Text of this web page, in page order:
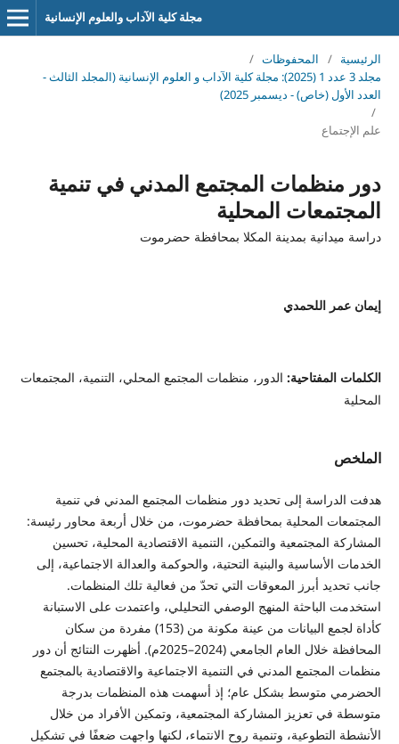
مجلة كلية الآداب والعلوم الإنسانية
الرئيسية / المحفوظات /
مجلد 3 عدد 1 (2025): مجلة كلية الآداب و العلوم الإنسانية (المجلد الثالث -
العدد الأول (خاص) - ديسمبر 2025)
/
علم الإجتماع
دور منظمات المجتمع المدني في تنمية
المجتمعات المحلية
دراسة ميدانية بمدينة المكلا بمحافظة حضرموت
إيمان عمر اللحمدي
الكلمات المفتاحية: الدور، منظمات المجتمع المحلي، التنمية، المجتمعات
المحلية
الملخص
هدفت الدراسة إلى تحديد دور منظمات المجتمع المدني في تنمية
المجتمعات المحلية بمحافظة حضرموت، من خلال أربعة محاور رئيسة:
المشاركة المجتمعية والتمكين، التنمية الاقتصادية المحلية، تحسين
الخدمات الأساسية والبنية التحتية، والحوكمة والعدالة الاجتماعية، إلى
جانب تحديد أبرز المعوقات التي تحدّ من فعالية تلك المنظمات.
استخدمت الباحثة المنهج الوصفي التحليلي، واعتمدت على الاستبانة
كأداة لجمع البيانات من عينة مكونة من (153) مفردة من سكان
المحافظة خلال العام الجامعي (2024–2025م). أظهرت النتائج أن دور
منظمات المجتمع المدني في التنمية الاجتماعية والاقتصادية بالمجتمع
الحضرمي متوسط بشكل عام؛ إذ أسهمت هذه المنظمات بدرجة
متوسطة في تعزيز المشاركة المجتمعية، وتمكين الأفراد من خلال
الأنشطة التطوعية، وتنمية روح الانتماء، لكنها واجهت ضعفًا في تشكيل